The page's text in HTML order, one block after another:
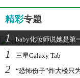
精彩专题
1 baby化妆师说她是第
1 三星Galaxy Tab
2 “恐怖份子”炸大楼只